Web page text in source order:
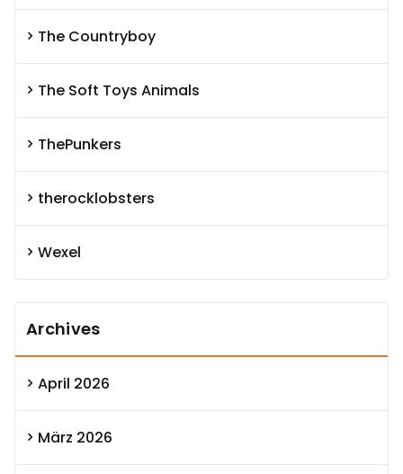
The Countryboy
The Soft Toys Animals
ThePunkers
therocklobsters
Wexel
Archives
April 2026
März 2026